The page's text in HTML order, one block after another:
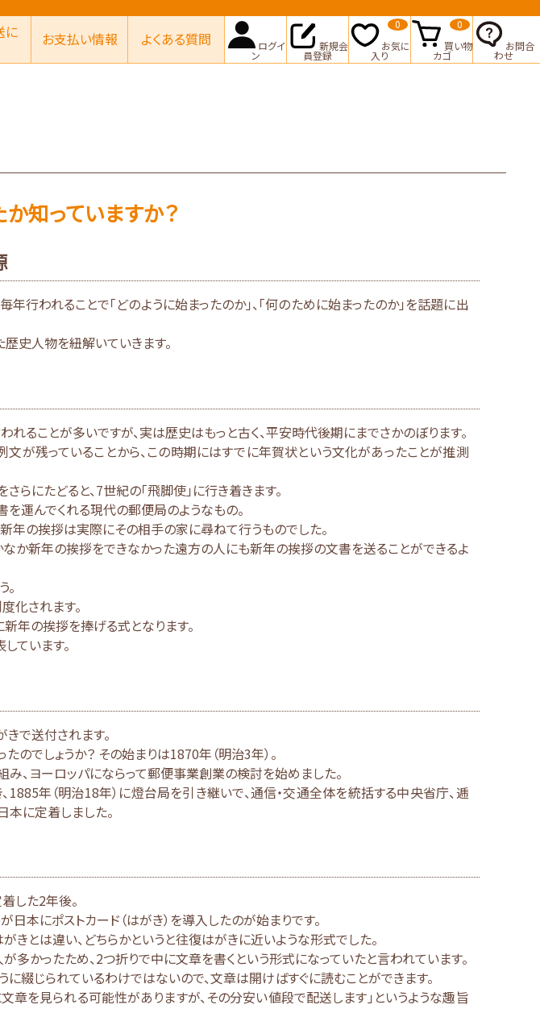
に お支払い情報 よくある質問 ログイ
ン
新規会
員登録
お気に
入り
0
買い物
カゴ
0
お問合
わせ
知っていますか？
行われることで「どのように始まったのか」、「何のために始まったのか」を話題に出
史人物を紐解いていきます。
ることが多いですが、実は歴史はもっと古く、平安時代後期にまでさかのぼります。
が残っていることから、この時期にはすでに年賀状という文化があったことが推測
らにたどると、7世紀の「飛脚使」に行き着きます。
運んでくれる現代の郵便局のようなもの。
年の挨拶は実際にその相手の家に尋ねて行うものでした。
なか新年の挨拶をできなかった遠方の人にも新年の挨拶の文書を送ることができるよ
化されます。
年の挨拶を捧げる式となります。
ています。
で送付されます。
のでしょうか？ その始まりは1870年（明治3年）。
、ヨーロッパにならって郵便事業創業の検討を始めました。
1885年（明治18年）に燈台局を引き継いで、通信・交通全体を統括する中央省庁、逓
本に定着しました。
した2年後。
本にポストカード（はがき）を導入したのが始まりです。
きとは違い、どちらかというと往復はがきに近いような形式でした。
多かったため、2つ折りで中に文章を書くという形式になっていたと言われています。
に綴じられているわけではないので、文章は開けばすぐに読むことができます。
章を見られる可能性がありますが、その分安い値段で配送します」というような趣旨